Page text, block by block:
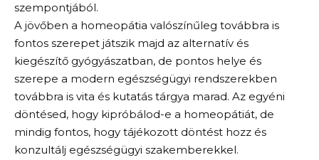
szempontjából.
A jövőben a homeopátia valószínűleg továbbra is
fontos szerepet játszik majd az alternatív és
kiegészítő gyógyászatban, de pontos helye és
szerepe a modern egészségügyi rendszerekben
továbbra is vita és kutatás tárgya marad. Az egyéni
döntésed, hogy kipróbálod-e a homeopátiát, de
mindig fontos, hogy tájékozott döntést hozz és
konzultálj egészségügyi szakemberekkel.